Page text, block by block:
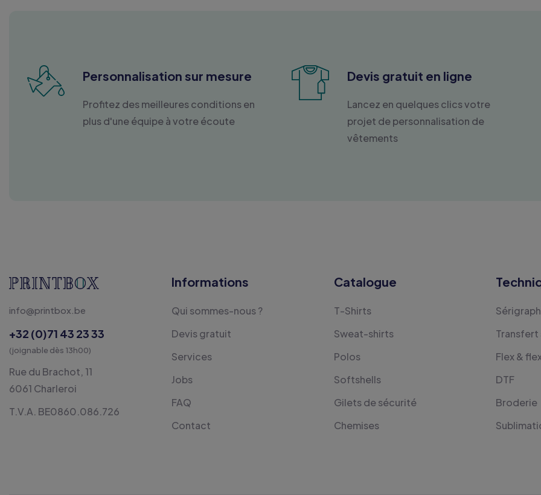
Personnalisation sur mesure
Profitez des meilleures conditions en
plus d'une équipe à votre écoute
Devis gratuit en ligne
Lancez en quelques clics votre
projet de personnalisation de
vêtements
info@printbox.be
+32 (0)71 43 23 33
(joignable dès 13h00)
Rue du Brachot, 11
6061 Charleroi
T.V.A. BE0860.086.726
Informations
Qui sommes-nous ?
Devis gratuit
Services
Jobs
FAQ
Contact
Catalogue
T-Shirts
Sweat-shirts
Polos
Softshells
Gilets de sécurité
Chemises
Flex &
DTF
Broderie